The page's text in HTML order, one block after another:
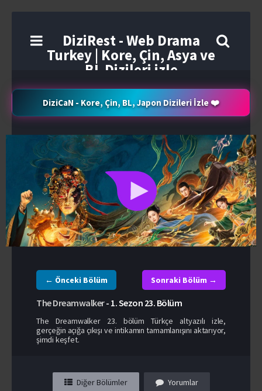
DiziRest - Web Drama
Turkey | Kore, Çin, Asya ve
BL Dizileri izle
DiziCaN - Kore, Çin, BL, Japon Dizileri İzle ❤️
← Önceki Bölüm Sonraki Bölüm →
The Dreamwalker- 1. Sezon 23. Bölüm
The Dreamwalker 23. bölüm Türkçe altyazılı izle,
gerçeğin açığa çıkışı ve intikamın tamamlanışını aktarıyor,
şimdi keşfet.
Diğer Bölümler Yorumlar